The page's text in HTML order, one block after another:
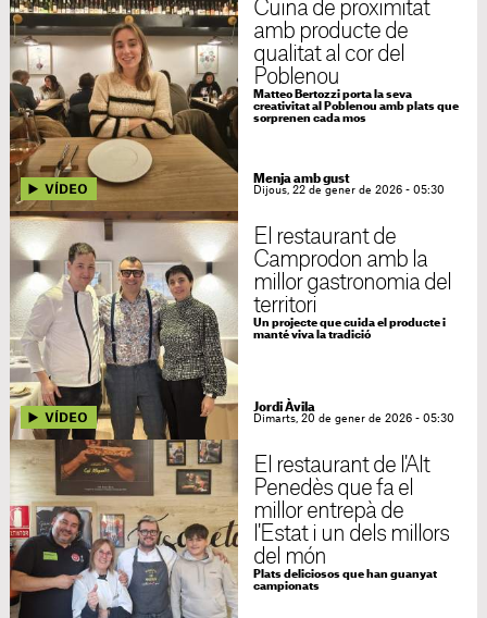
Cuina de proximitat
amb producte de
qualitat al cor del
Poblenou
Matteo Bertozzi porta la seva
creativitat al Poblenou amb plats que
sorprenen cada mos
Menja amb gust
Dijous, 22 de gener de 2026 - 05:30
El restaurant de
Camprodon amb la
millor gastronomia del
territori
Un projecte que cuida el producte i
manté viva la tradició
Jordi Àvila
Dimarts, 20 de gener de 2026 - 05:30
El restaurant de l'Alt
Penedès que fa el
millor entrepà de
l'Estat i un dels millors
del món
Plats deliciosos que han guanyat
campionats